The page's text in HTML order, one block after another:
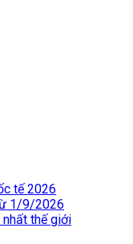
tế 2026
1/9/2026
nhất thế giới